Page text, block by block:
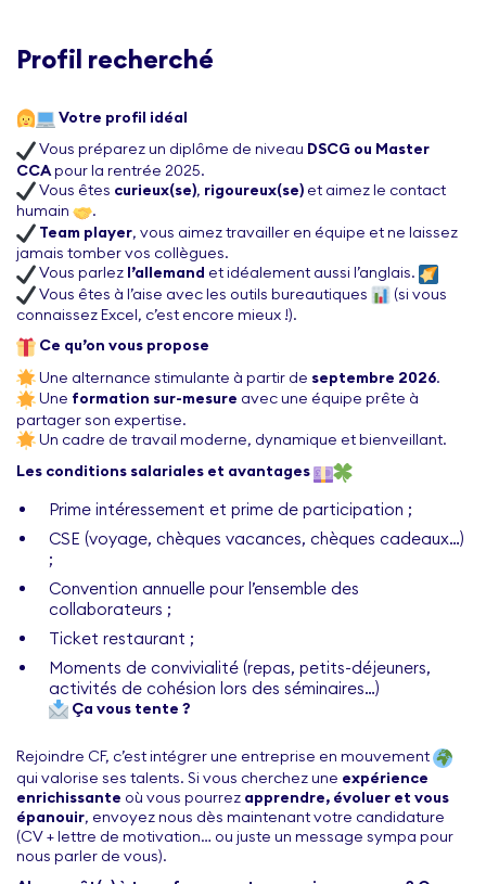
Profil recherché
Votre profil idéal
Vous préparez un diplôme de niveau DSCG ou Master
CCApour la rentrée 2025.
Vous êtes curieux(se), rigoureux(se) et aimez le contact
humain
.
Team player, vous aimez travailler en équipe et ne laissez
jamais tomber vos collègues.
Vous parlez l’allemand et idéalement aussi l’anglais.
Vous êtes à l’aise avec les outils bureautiques
(si vous
connaissez Excel, c’est encore mieux !).
Ce qu’on vous propose
Une alternance stimulante à partir de septembre 2026.
Une formation sur-mesure avec une équipe prête à
partager son expertise.
Un cadre de travail moderne, dynamique et bienveillant.
Les conditions salariales et avantages
Prime intéressement et prime de participation ;
CSE (voyage, chèques vacances, chèques cadeaux…)
;
Convention annuelle pour l’ensemble des
collaborateurs ;
Ticket restaurant ;
Moments de convivialité (repas, petits-déjeuners,
activités de cohésion lors des séminaires…)
Ça vous tente ?
Rejoindre CF, c’est intégrer une entreprise en mouvement
qui valorise ses talents. Si vous cherchez une expérience
enrichissante où vous pourrez apprendre, évoluer et vous
épanouir, envoyez nous dès maintenant votre candidature
(CV + lettre de motivation… ou juste un message sympa pour
nous parler de vous).